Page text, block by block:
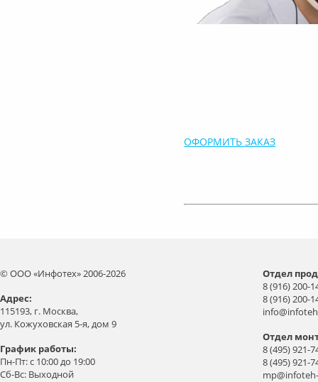
ОФОРМИТЬ ЗАКАЗ
© ООО «Инфотех» 2006-2026
Aдрес:
115193, г. Москва,
ул. Кожуховская 5-я, дом 9
График работы:
Пн-Пт: с 10:00 до 19:00
Сб-Вс: Выходной
Отдел
8 (916) 200-
8 (916) 200-
Отдел
8 (495) 921-
8 (495) 921-